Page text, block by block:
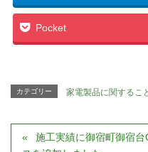
Pocket
カテゴリー 家電製品に関するこ
施工実績に御宿町御宿